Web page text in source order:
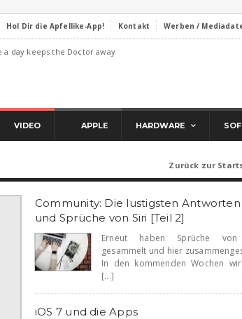
Hol Dir die Apfellike-App! Kontakt Werben /
a day keeps the Doctor away
VIDEO APPLE HARDWARE
Zurück zur
Community: Die lustigsten Antworten
und Sprüche von Siri [Teil 2]
Erneut haben Sprüche
gesammelt und hier
In den kommenden Wochen
[...]
iOS 7 und die Apps